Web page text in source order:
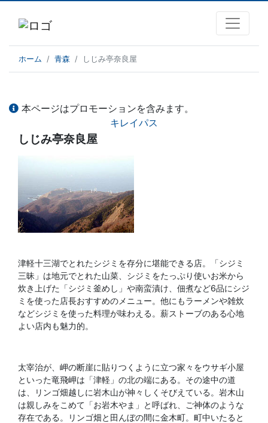
ホーム 青森 しじみ亭奈良屋
本ページはプロモーションを含みます。
キレイパス
しじみ亭奈良屋
津軽十三湖でとれたシジミを存分に堪能できる店。「シジミ
三昧」は地元でとれた山菜、シジミをたっぷり使いお米から
炊き上げた「シジミ釜めし」や南蛮漬け、佃煮など6品にシジ
ミを使った店長おすすめのメニュー。他にもラーメンや雑炊
などシジミを使った料理が味わえる。薪ストーブのある心地
よい店内も魅力的。
太宰治が、岬の断崖に貼りつくように立つ家々をウサギ小屋
といった竜飛岬は「津軽」の北の端にある。その途中の道
は、リンゴ畑越しに岩木山が神々しくそびえている。岩木山
は親しみをこめて「お岩木やま」と呼ばれ、ご神体のような
存在である。リンゴ畑と田んぼの間に金木町。町中いたると